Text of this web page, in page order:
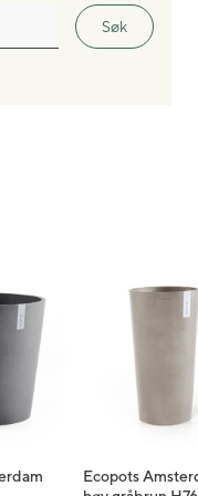
flekker, skitt,
din vil se så
Søk
Ecopots